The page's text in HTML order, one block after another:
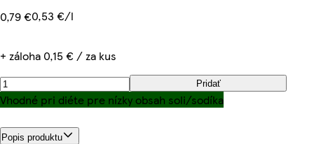
0,79 €0,53 €/l
+ záloha 0,15 € / za kus
Pridať
Vhodné pri diéte pre nízky obsah soli/sodíka
Popis produktu